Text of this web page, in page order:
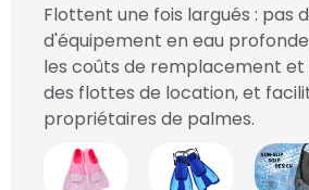
Flottent une fois largués : pas
d'équipement en eau
les coûts de remplacement
des flottes de location, et
propriétaires de palmes.